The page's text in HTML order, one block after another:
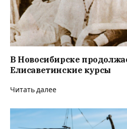
В Новосибирске
Елисаветинские курсы
Читать далее